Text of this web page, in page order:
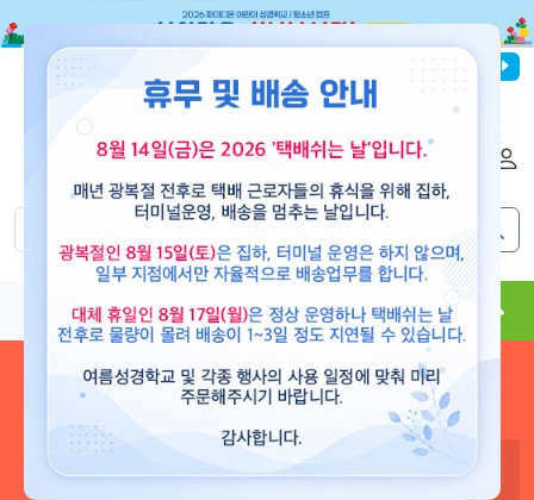
파이디온선교회
도서 뮤직 용품 현수막 콘텐츠
로그인 하시면 보유 캐쉬 확